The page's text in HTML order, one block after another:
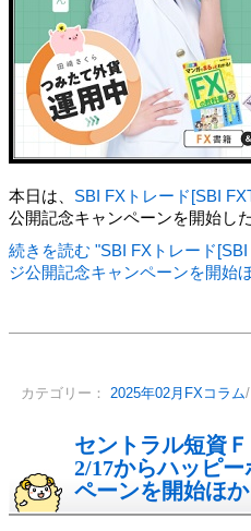
本日は、 SBI FXトレード[SBI
公開記念キャンペーンを開始し
続きを読む "SBI FXトレード
ジ公開記念キャンペーンを開始
カテゴリー： 2025年02月FXコラム
セントラル短資
2/17からハッピ
ペーンを開始ほか